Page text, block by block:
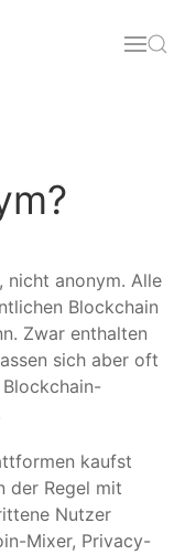
, nicht anonym. Alle
Blockchain
Zwar enthalten
sich aber oft
kaufst
der Regel mit
Nutzer
Mixer, Privacy-